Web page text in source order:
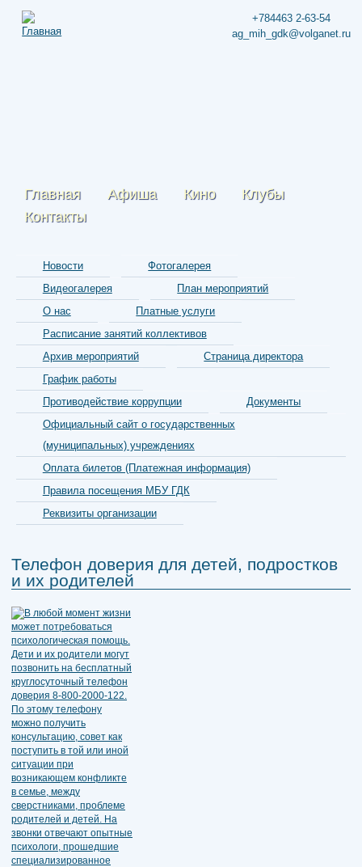
+784463 2-63-54
ag_mih_gdk@volganet.ru
Главная Афиша Кино
Клубы
Контакты
Новости
Фотогалерея
Видеогалерея
План мероприятий
О нас
Платные услуги
Расписание занятий коллективов
Архив мероприятий
Страница директора
График работы
Противодействие коррупции
Документы
Официальный сайт о государственных
(муниципальных) учреждениях
Оплата билетов (Платежная информация)
Правила посещения МБУ ГДК
Реквизиты организации
Телефон доверия для детей, подростков
и их родителей